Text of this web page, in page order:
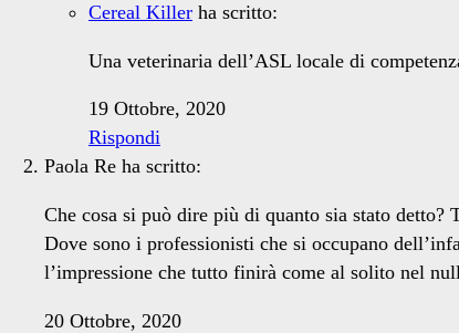
Cereal Killer ha scritto:
Una veterinaria dell’ASL locale di
19 Ottobre, 2020
Rispondi
Paola Re ha scritto:
Che cosa si può dire più di quanto sia stato detto?
Dove sono i professionisti che si occupano
l’impressione che tutto finirà come al solito nel
20 Ottobre, 2020